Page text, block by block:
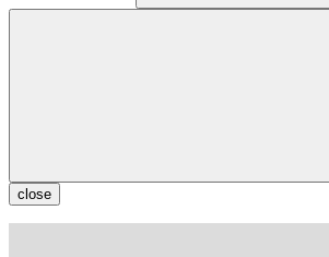
close